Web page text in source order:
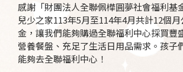
感謝「財團法人全聯佩樺圓夢社會福利基
兒少之家113年5月至114年4月共計12個
金，讓我們能夠購過全聯福利中心採買豐
營養餐盤、充足了生活日用品需求。孩子
能夠去全聯福利中心！